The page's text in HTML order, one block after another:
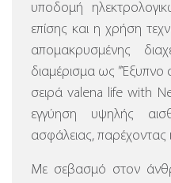
υποδομή
επίσης και η χρήση
απομακρυσμένης
διαμέρισμα ως ”Έξυπνο
σειρά valena life with
εγγύηση υψηλής
ασφάλειας, παρέχοντας
Με σεβασμό στον